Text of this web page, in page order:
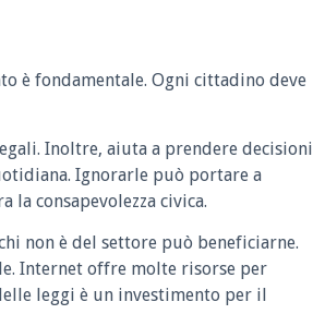
è fondamentale. Ogni cittadino deve
Inoltre, aiuta a prendere decisioni
Ignorarle può portare a
consapevolezza civica.
non è del settore può beneficiarne.
Internet offre molte risorse per
leggi è un investimento per il